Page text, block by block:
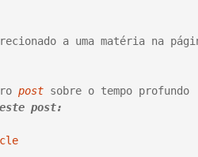
post
post: